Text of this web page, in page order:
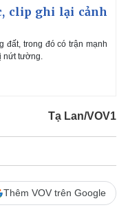
clip ghi lại cảnh
đất, trong đó có trận mạnh
nứt tường.
Tạ Lan/VOV1
Thêm VOV trên Google